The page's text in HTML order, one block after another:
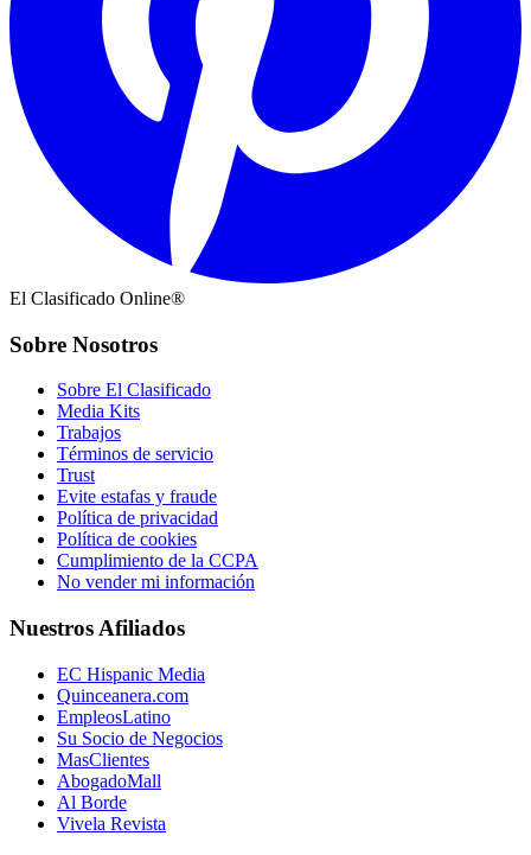
El Clasificado Online®
Sobre Nosotros
Sobre El Clasificado
Media Kits
Trabajos
Términos de servicio
Trust
Evite estafas y fraude
Política de privacidad
Política de cookies
Cumplimiento de la CCPA
No vender mi información
Nuestros Afiliados
EC Hispanic Media
Quinceanera.com
EmpleosLatino
Su Socio de Negocios
MasClientes
AbogadoMall
Al Borde
Vivela Revista